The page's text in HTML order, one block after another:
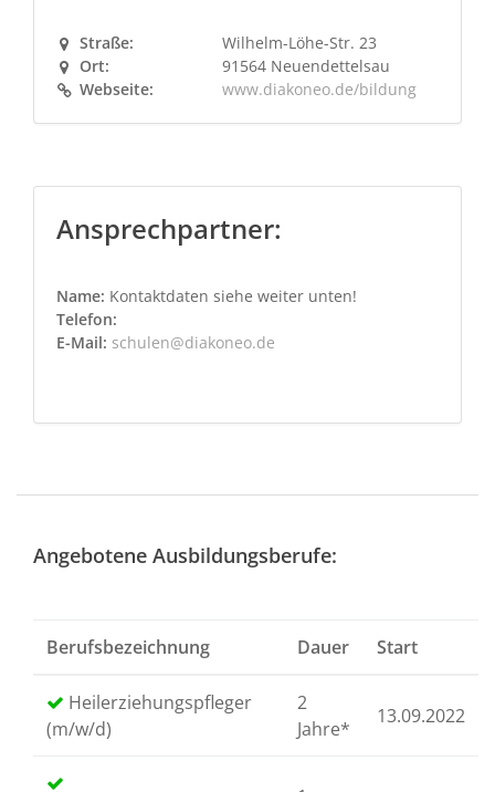
Straße:
Wilhelm-Löhe-Str. 23
Ort:
91564 Neuendettelsau
Webseite:
www.diakoneo.de/bildung
Ansprechpartner:
Name: Kontaktdaten siehe weiter unten!
Telefon:
E-Mail: schulen@diakoneo.de
Angebotene Ausbildungsberufe:
Berufsbezeichnung Dauer Start
Heilerziehungspfleger
(m/w/d)
2
Jahre*
13.09.2022